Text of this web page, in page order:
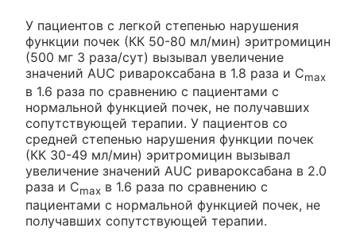
У пациентов с легкой степенью нарушения
функции почек (КК 50-80 мл/мин) эритромицин
(500 мг 3 раза/сут) вызывал увеличение
значений AUC ривароксабана в 1.8 раза и Cmax
в 1.6 раза по сравнению с пациентами с
нормальной функцией почек, не получавших
сопутствующей терапии. У пациентов со
средней степенью нарушения функции почек
(КК 30-49 мл/мин) эритромицин вызывал
увеличение значений AUC ривароксабана в 2.0
раза и Cmax в 1.6 раза по сравнению с
пациентами с нормальной функцией почек, не
получавших сопутствующей терапии.